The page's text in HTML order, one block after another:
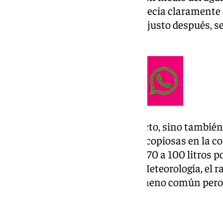
por redes meteorológicas se aprecia
cómo un transeúnte y su perro, justo después,
Lo llamativo no es solo el impacto, sino
climático que ha dejado lluvias copiosas en la
superan en muchos puntos los 70 a 100 litros
datos de la Agencia Estatal de Meteorología, el
de polaridad negativa, un fenómeno común